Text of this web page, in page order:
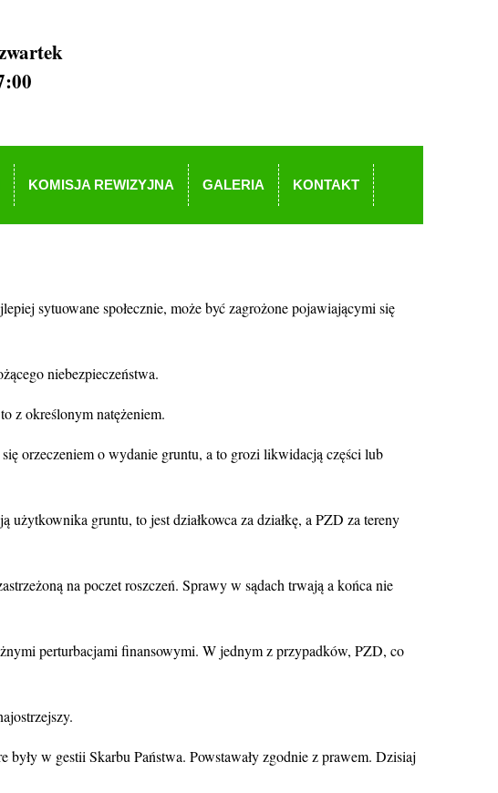
KOMISJA REWIZYJNA GALERIA KONTAKT
sytuowane społecznie, może być zagrożone pojawiającymi się
niebezpieczeństwa.
z określonym natężeniem.
orzeczeniem o wydanie gruntu, a to grozi likwidacją części lub
gruntu, to jest działkowca za działkę, a PZD za tereny
na poczet roszczeń. Sprawy w sądach trwają a końca nie
perturbacjami finansowymi. W jednym z przypadków, PZD, co
w gestii Skarbu Państwa. Powstawały zgodnie z prawem. Dzisiaj